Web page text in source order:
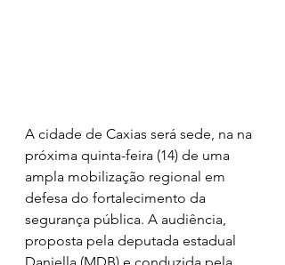
A cidade de Caxias será sede, na na
próxima quinta-feira (14) de uma
ampla mobilização regional em
defesa do fortalecimento da
segurança pública. A audiência,
proposta pela deputada estadual